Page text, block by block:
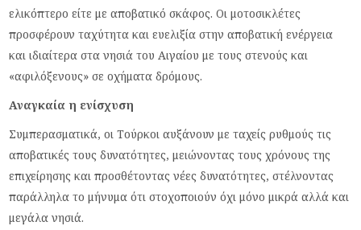
ελικόπτερο είτε με αποβατικό σκάφος. Οι μοτοσικλέτες
προσφέρουν ταχύτητα και ευελιξία στην αποβατική ενέργεια
και ιδιαίτερα στα νησιά του Αιγαίου με τους στενούς και
«αφιλόξενους» σε οχήματα δρόμους.
Αναγκαία η ενίσχυση
Συμπερασματικά, οι Τούρκοι αυξάνουν με ταχείς ρυθμούς τις
αποβατικές τους δυνατότητες, μειώνοντας τους χρόνους της
επιχείρησης και προσθέτοντας νέες δυνατότητες, στέλνοντας
παράλληλα το μήνυμα ότι στοχοποιούν όχι μόνο μικρά αλλά και
μεγάλα νησιά.